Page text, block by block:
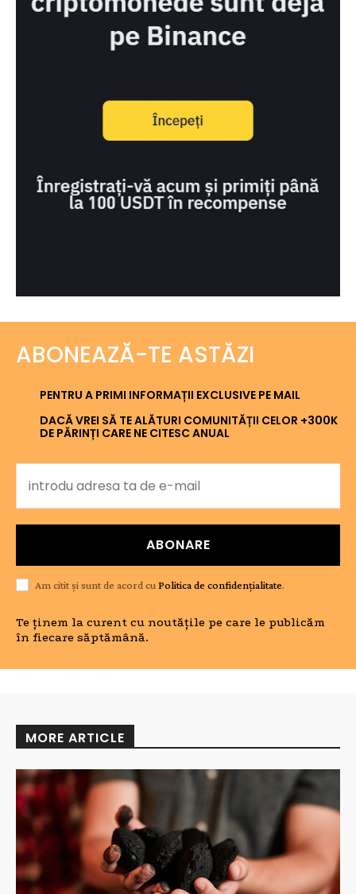
ABONEAZĂ-TE ASTĂZI
PENTRU A PRIMI INFORMAȚII EXCLUSIVE PE MAIL
DACĂ VREI SĂ TE ALĂTURI COMUNITĂȚII CELOR +300K
DE PĂRINȚI CARE NE CITESC ANUAL
ABONARE
Am citit și sunt de acord cu Politica de confidențialitate.
Te ținem la curent cu noutățile pe care le publicăm
în fiecare săptămână.
MORE ARTICLE